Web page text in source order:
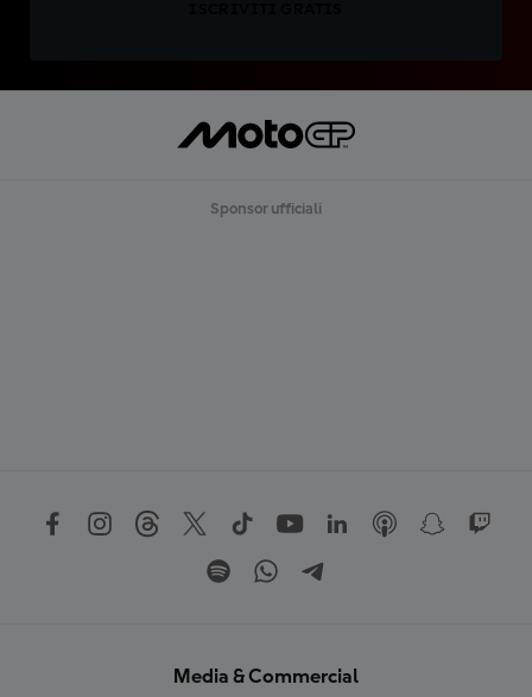
Sponsor ufficiali
Media & Commercial